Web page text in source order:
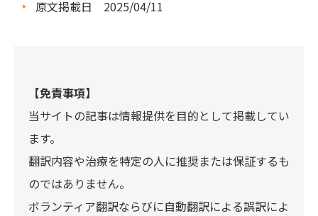
原文掲載日 2025/04/11
【免責事項】
当サイトの記事は情報提供を目的として掲載してい
ます。
翻訳内容や治療を特定の人に推奨または保証するも
のではありません。
ボランティア翻訳ならびに自動翻訳による誤訳によ